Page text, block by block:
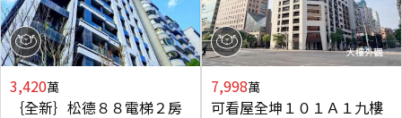
3,420萬
｛全新｝松德８８電梯２房
7,998萬
可看屋全坤１０１Ａ１九樓